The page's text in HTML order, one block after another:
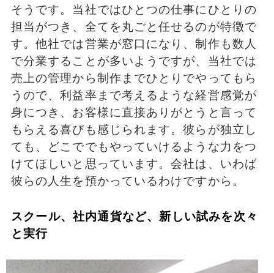
そうです。当社ではひとつの仕事にひとりの
担当がつき、全てを丸ごと任せるのが特徴で
す。他社では営業が窓口になり、制作も数人
で分業することが多いようですが、当社では
売上の管理から制作までひとりでやってもら
うので、利益率まで考えるような経営感覚が
身につき、お客様に直接ありがとうと言って
もらえる喜びも感じられます。彼らが独立し
ても、どこででもやっていけるような力をつ
けてほしいと思っています。会社は、いわば
彼らの人生を預かっているわけですから。
スクール、社内通貨など、新しい試みを次々
と実行